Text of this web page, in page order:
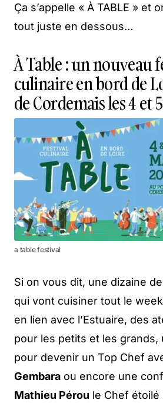
Ça s’appelle « À TABLE » et
tout juste en dessous…
À Table : un nouveau
culinaire en bord de
de Cordemais les 4 et
a table festival
Si on vous dit, une dizaine
qui vont cuisiner tout le
en lien avec l’Estuaire, des
pour les petits et les grands,
pour devenir un Top Chef
Gembara ou encore une
Mathieu Pérou le Chef étoilé